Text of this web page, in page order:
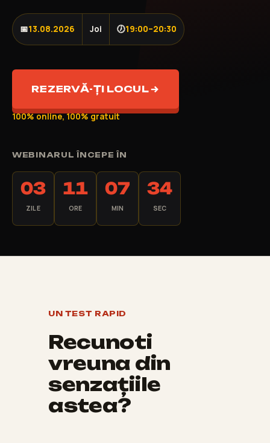
📅13.08.2026 Joi 🕖19:00–20:30
REZERVĂ-ȚI LOCUL
100% online, 100% gratuit
WEBINARUL ÎNCEPE ÎN
03
ZILE
11
ORE
07
MIN
33
SEC
UN TEST RAPID
Recunoști
vreuna din
senzațiile
astea?